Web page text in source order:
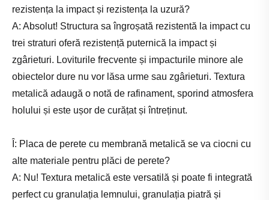
rezistența la impact și rezistența la uzură?
A: Absolut! Structura sa îngroșată rezistentă la impact cu
trei straturi oferă rezistență puternică la impact și
zgârieturi. Loviturile frecvente și impacturile minore ale
obiectelor dure nu vor lăsa urme sau zgârieturi. Textura
metalică adaugă o notă de rafinament, sporind atmosfera
holului și este ușor de curățat și întreținut.
Î: Placa de perete cu membrană metalică se va ciocni cu
alte materiale pentru plăci de perete?
A: Nu! Textura metalică este versatilă și poate fi integrată
perfect cu granulația lemnului, granulația piatră și